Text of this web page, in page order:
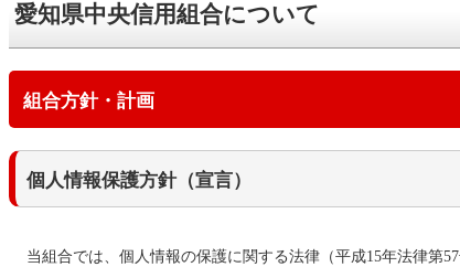
愛知県中央信用組合について
組合方針・計画
個人情報保護方針（宣言）
当組合では、個人情報の保護に関する法律（平成15年法律第